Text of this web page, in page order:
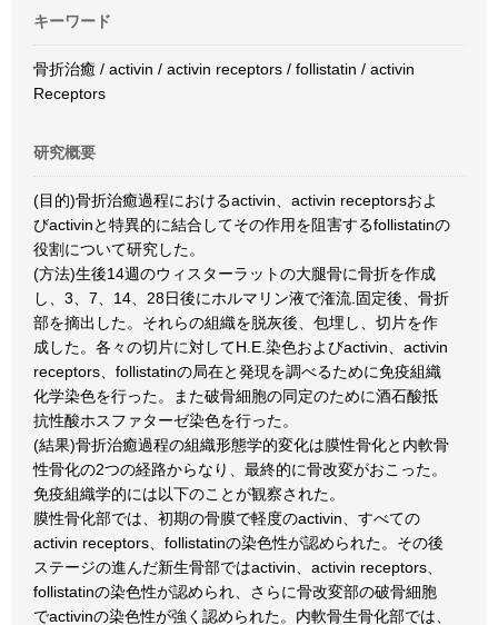
キーワード
骨折治癒 / activin / activin receptors / follistatin / activin
Receptors
研究概要
(目的)骨折治癒過程におけるactivin、activin receptorsおよ
びactivinと特異的に結合してその作用を阻害するfollistatinの
役割について研究した。
(方法)生後14週のウィスターラットの大腿骨に骨折を作成
し、3、7、14、28日後にホルマリン液で潅流.固定後、骨折
部を摘出した。それらの組織を脱灰後、包埋し、切片を作
成した。各々の切片に対してH.E.染色およびactivin、activin
receptors、follistatinの局在と発現を調べるために免疫組織
化学染色を行った。また破骨細胞の同定のために酒石酸抵
抗性酸ホスファターゼ染色を行った。
(結果)骨折治癒過程の組織形態学的変化は膜性骨化と内軟骨
性骨化の2つの経路からなり、最終的に骨改変がおこった。
免疫組織学的には以下のことが観察された。
膜性骨化部では、初期の骨膜で軽度のactivin、すべての
activin receptors、follistatinの染色性が認められた。その後
ステージの進んだ新生骨部ではactivin、activin receptors、
follistatinの染色性が認められ、さらに骨改変部の破骨細胞
でactivinの染色性が強く認められた。内軟骨生骨化部では、